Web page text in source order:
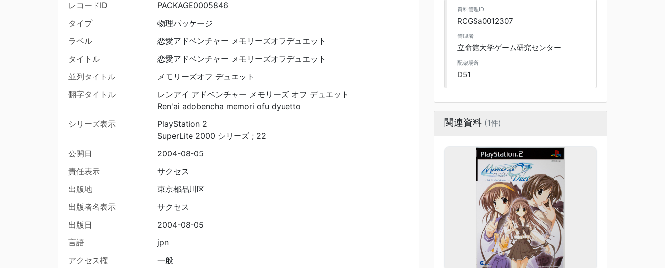
レコードID
PACKAGE0005846
タイプ
物理パッケージ
ラベル
恋愛アドベンチャー メモリーズオフデュエット
タイトル
恋愛アドベンチャー メモリーズオフデュエット
並列タイトル
メモリーズオフ デュエット
翻字タイトル
レンアイ アドベンチャー メモリーズ オフ デュエット
Ren'ai adobencha memori ofu dyuetto
シリーズ表示
PlayStation 2
SuperLite 2000 シリーズ ; 22
公開日
2004-08-05
責任表示
サクセス
出版地
東京都品川区
出版者名表示
サクセス
出版日
2004-08-05
言語
jpn
アクセス権
一般
資料管理ID
RCGSa0012307
管理者
立命館大学ゲーム研究センター
配架場所
D51
関連資料 (1件)